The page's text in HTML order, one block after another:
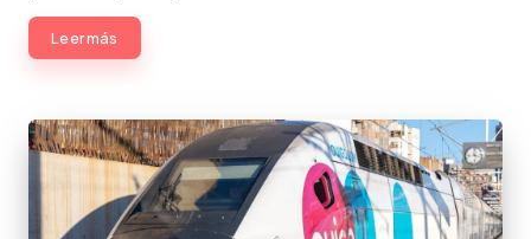
Leer más